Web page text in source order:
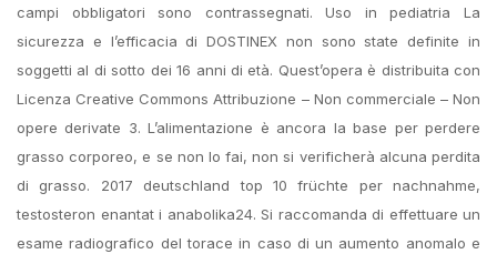
campi obbligatori sono contrassegnati. Uso in pediatria La
sicurezza e l’efficacia di DOSTINEX non sono state definite in
soggetti al di sotto dei 16 anni di età. Quest’opera è distribuita con
Licenza Creative Commons Attribuzione – Non commerciale – Non
opere derivate 3. L’alimentazione è ancora la base per perdere
grasso corporeo, e se non lo fai, non si verificherà alcuna perdita
di grasso. 2017 deutschland top 10 früchte per nachnahme,
testosteron enantat i anabolika24. Si raccomanda di effettuare un
esame radiografico del torace in caso di un aumento anomalo e